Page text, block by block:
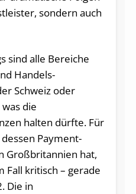
sondern auch
sind alle Bereiche
Handels-
Schweiz oder
die
halten dürfte. Für
Payment-
Großbritannien hat,
Fall kritisch – gerade
Die in